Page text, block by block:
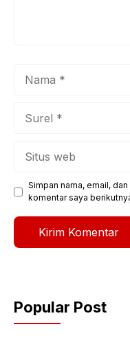
Simpan nama, email,
komentar saya
Popular Post